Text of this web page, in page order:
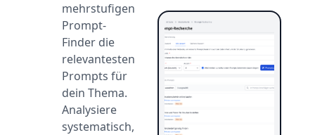
mehrstufigen
Prompt-
Finder die
relevantesten
Prompts für
dein Thema.
Analysiere
systematisch,